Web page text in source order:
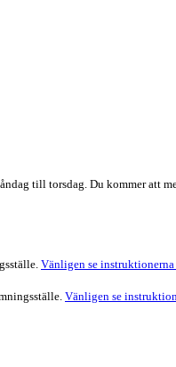
till torsdag. Du kommer att
Vänligen se
Vänligen se